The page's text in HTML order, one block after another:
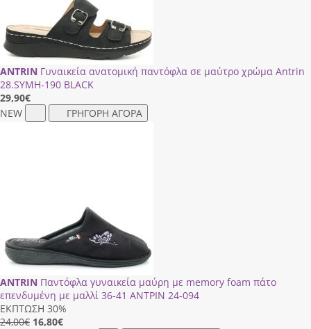
ANTRIN Γυναικεία ανατομική παντόφλα σε μαύτρο χρώμα Antrin
28.SΥΜΗ-190 BLACK
29,90€
NEW
ΓΡΗΓΟΡΗ ΑΓΟΡΑ
ANTRIN Παντόφλα γυναικεία μαύρη με memory foam πάτο
επενδυμένη με μαλλί 36-41 ΑΝΤΡΙΝ 24-094
ΕΚΠΤΩΣΗ 30%
24,00€ 16,80€